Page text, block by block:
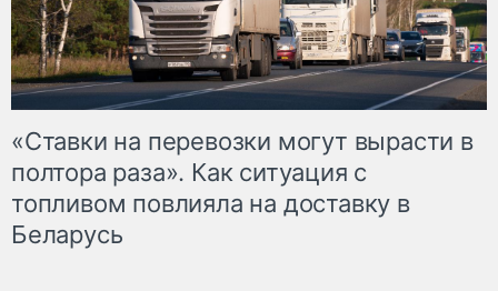
«Ставки на перевозки могут вырасти в
полтора раза». Как ситуация с
топливом повлияла на доставку в
Беларусь